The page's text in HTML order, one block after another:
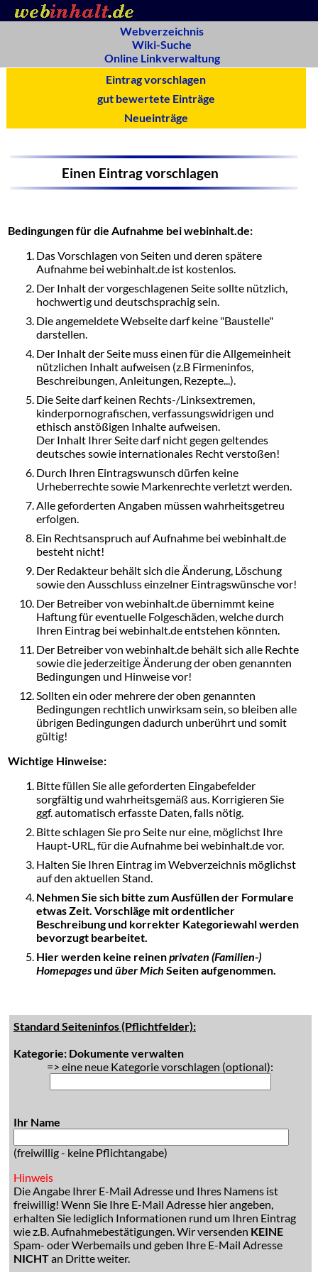
Webverzeichnis
Wiki-Suche
Online Linkverwaltung
Eintrag vorschlagen
gut bewertete Einträge
Neueinträge
Einen Eintrag vorschlagen
Bedingungen für die Aufnahme bei webinhalt.de:
Das Vorschlagen von Seiten und deren spätere
Aufnahme bei webinhalt.de ist kostenlos.
Der Inhalt der vorgeschlagenen Seite sollte nützlich,
hochwertig und deutschsprachig sein.
Die angemeldete Webseite darf keine "Baustelle"
darstellen.
Der Inhalt der Seite muss einen für die Allgemeinheit
nützlichen Inhalt aufweisen (z.B Firmeninfos,
Beschreibungen, Anleitungen, Rezepte...).
Die Seite darf keinen Rechts-/Linksextremen,
kinderpornografischen, verfassungswidrigen und
ethisch anstößigen Inhalte aufweisen.
Der Inhalt Ihrer Seite darf nicht gegen geltendes
deutsches sowie internationales Recht verstoßen!
Durch Ihren Eintragswunsch dürfen keine
Urheberrechte sowie Markenrechte verletzt werden.
Alle geforderten Angaben müssen wahrheitsgetreu
erfolgen.
Ein Rechtsanspruch auf Aufnahme bei webinhalt.de
besteht nicht!
Der Redakteur behält sich die Änderung, Löschung
sowie den Ausschluss einzelner Eintragswünsche vor!
Der Betreiber von webinhalt.de übernimmt keine
Haftung für eventuelle Folgeschäden, welche durch
Ihren Eintrag bei webinhalt.de entstehen könnten.
Der Betreiber von webinhalt.de behält sich alle Rechte
sowie die jederzeitige Änderung der oben genannten
Bedingungen und Hinweise vor!
Sollten ein oder mehrere der oben genannten
Bedingungen rechtlich unwirksam sein, so bleiben alle
übrigen Bedingungen dadurch unberührt und somit
gültig!
Wichtige Hinweise:
Bitte füllen Sie alle geforderten Eingabefelder
sorgfältig und wahrheitsgemäß aus. Korrigieren Sie
ggf. automatisch erfasste Daten, falls nötig.
Bitte schlagen Sie pro Seite nur eine, möglichst Ihre
Haupt-URL, für die Aufnahme bei webinhalt.de vor.
Halten Sie Ihren Eintrag im Webverzeichnis möglichst
auf den aktuellen Stand.
Nehmen Sie sich bitte zum Ausfüllen der Formulare
etwas Zeit. Vorschläge mit ordentlicher
Beschreibung und korrekter Kategoriewahl werden
bevorzugt bearbeitet.
Hier werden keine reinenprivaten (Familien-)
Homepagesund über Mich Seiten aufgenommen.
Standard Seiteninfos (Pflichtfelder):
Kategorie: Dokumente verwalten
=> eine neue Kategorie vorschlagen (optional):
Ihr Name
(freiwillig - keine Pflichtangabe)
Hinweis
Die Angabe Ihrer E-Mail Adresse und Ihres Namens ist
freiwillig! Wenn Sie Ihre E-Mail Adresse hier angeben,
erhalten Sie lediglich Informationen rund um Ihren Eintrag
wie z.B. Aufnahmebestätigungen. Wir versenden KEINE
Spam- oder Werbemails und geben Ihre E-Mail Adresse
NICHTan Dritte weiter.